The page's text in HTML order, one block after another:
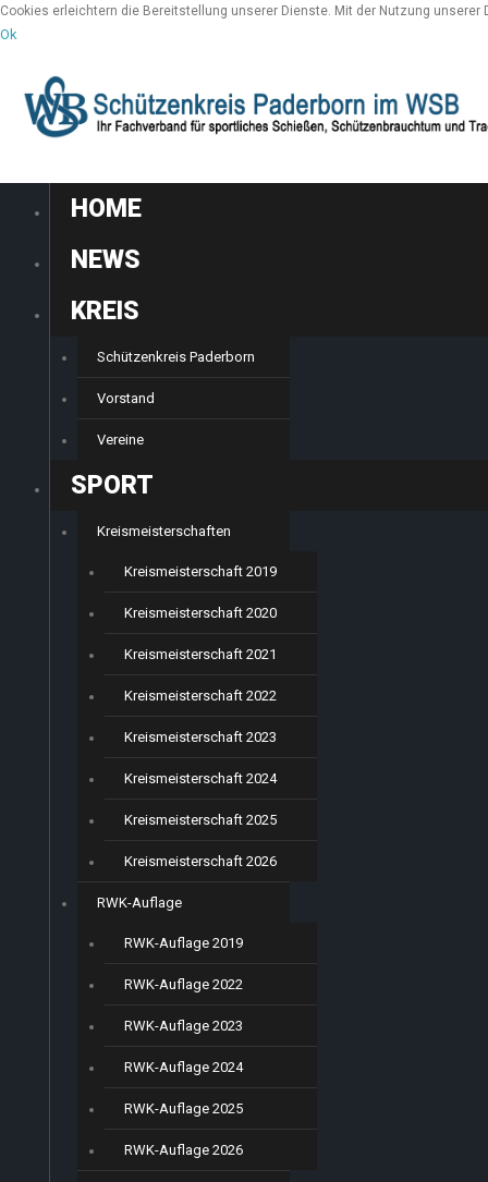
Cookies erleichtern die Bereitstellung unserer Dienste. Mit der Nutzung
Ok
HOME
NEWS
KREIS
Schützenkreis Paderborn
Vorstand
Vereine
SPORT
Kreismeisterschaften
Kreismeisterschaft 2019
Kreismeisterschaft 2020
Kreismeisterschaft 2021
Kreismeisterschaft 2022
Kreismeisterschaft 2023
Kreismeisterschaft 2024
Kreismeisterschaft 2025
Kreismeisterschaft 2026
RWK-Auflage
RWK-Auflage 2019
RWK-Auflage 2022
RWK-Auflage 2023
RWK-Auflage 2024
RWK-Auflage 2025
RWK-Auflage 2026